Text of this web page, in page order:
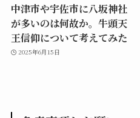
中津市や宇佐市に八坂神社
が多いのは何故か。牛頭天
王信仰について考えてみた
2025年6月15日